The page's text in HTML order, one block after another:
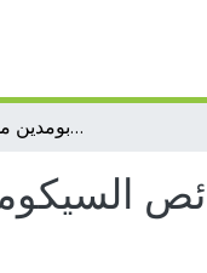
الخصائص السيكومترية لمقياس الطموح لدى عينة من تلاميذ السنة الثالثة ثانوي بثانوية بومدين محمد -حاسي ماماش